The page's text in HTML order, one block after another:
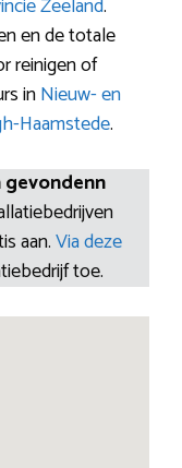
Zeeland.
en de totale
reinigen of
inNieuw- en
Haamstede.
aan.Via deze
toe.